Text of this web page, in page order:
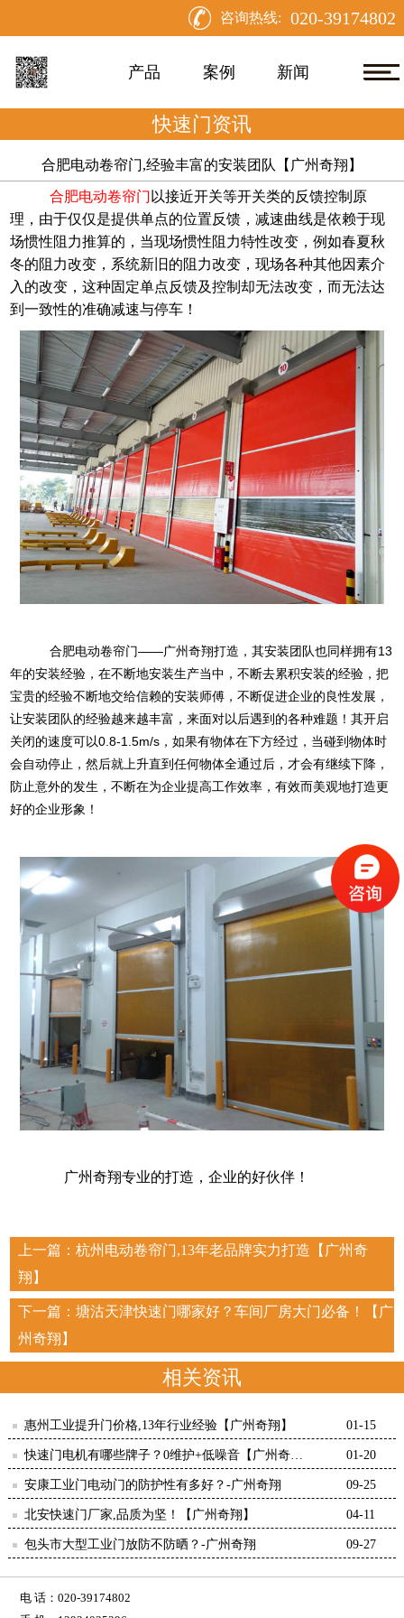
咨询热线: 020-39174802
产品 案例 新闻
快速门资讯
合肥电动卷帘门,经验丰富的安装团队【广州奇翔】
合肥电动卷帘门 以接近开关等开关类的反馈控制原
理，由于仅仅是提供单点的位置反馈，减速曲线是依赖于现
场惯性阻力推算的，当现场惯性阻力特性改变，例如春夏秋
冬的阻力改变，系统新旧的阻力改变，现场各种其他因素介
入的改变，这种固定单点反馈及控制却无法改变，而无法达
到一致性的准确减速与停车！
合肥电动卷帘门——广州奇翔打造，其安装团队也同样拥有13
年的安装经验，在不断地安装生产当中，不断去累积安装的经验，把
宝贵的经验不断地交给信赖的安装师傅，不断促进企业的良性发展，
让安装团队的经验越来越丰富，来面对以后遇到的各种难题！其开启
关闭的速度可以0.8-1.5m/s，如果有物体在下方经过，当碰到物体时
会自动停止，然后就上升直到任何物体全通过后，才会有继续下降，
防止意外的发生，不断在为企业提高工作效率，有效而美观地打造更
好的企业形象！
广州奇翔专业的打造，企业的好伙伴！
上一篇： 杭州电动卷帘门,13年老品牌实力打造【广州奇
翔】
下一篇： 塘沽天津快速门哪家好？车间厂房大门必备！【广
州奇翔】
相关资讯
惠州工业提升门价格,13年行业经验【广州奇翔】 01-15
快速门电机有哪些牌子？0维护+低噪音【广州奇
翔】
01-20
安康工业门电动门的防护性有多好？-广州奇翔 09-25
北安快速门厂家,品质为坚！【广州奇翔】 04-11
包头市大型工业门放防不防晒？-广州奇翔 09-27
电 话：020-39174802